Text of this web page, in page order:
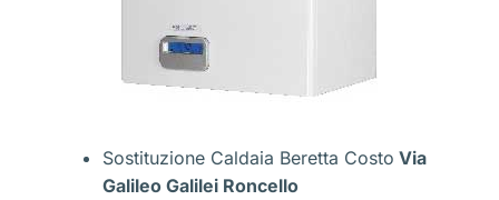
Sostituzione Caldaia Beretta Costo Via
Galileo Galilei Roncello